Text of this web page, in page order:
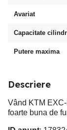
Avariat
Capacitate
Putere maxima
Descriere
Vând KTM
foarte buna de